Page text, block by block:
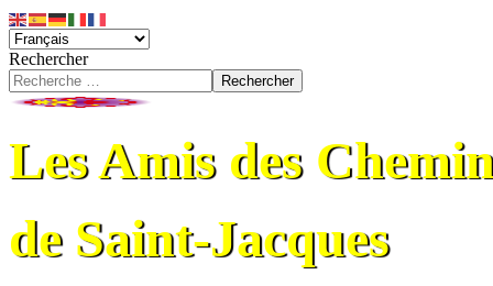
Rechercher
Rechercher
Les Amis des
de Saint-Jacques